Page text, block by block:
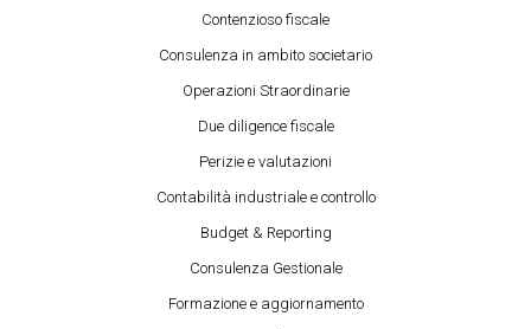
Contenzioso fiscale
Consulenza in ambito societario
Operazioni Straordinarie
Due diligence fiscale
Perizie e valutazioni
Contabilità industriale e controllo
Budget & Reporting
Consulenza Gestionale
Formazione e aggiornamento